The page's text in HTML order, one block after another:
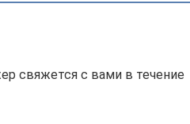
свяжется с вами в течение